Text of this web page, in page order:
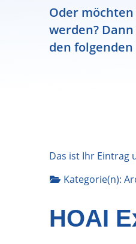
Oder
werden?
den
Das ist Ihr Eintrag
Kategorie(n):
HOAI